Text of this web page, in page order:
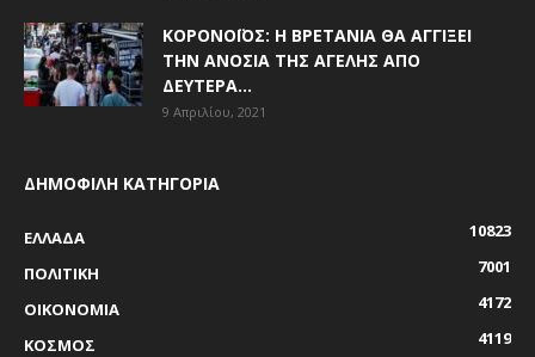
ΚΟΡΟΝΟΪΌΣ: Η ΒΡΕΤΑΝΊΑ ΘΑ ΑΓΓΊΞΕΙ
ΤΗΝ ΑΝΟΣΊΑ ΤΗΣ ΑΓΈΛΗΣ ΑΠΌ
ΔΕΥΤΈΡΑ...
9 Απριλίου, 2021
ΔΗΜΟΦΙΛΗ ΚΑΤΗΓΟΡΙΑ
ΕΛΛΑΔΑ
10823
ΠΟΛΙΤΙΚΗ
7001
ΟΙΚΟΝΟΜΙΑ
4172
ΚΟΣΜΟΣ
4119